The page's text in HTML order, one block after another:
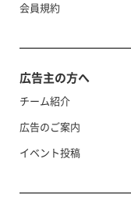
会員規約
広告主の方へ
チーム紹介
広告のご案内
イベント投稿